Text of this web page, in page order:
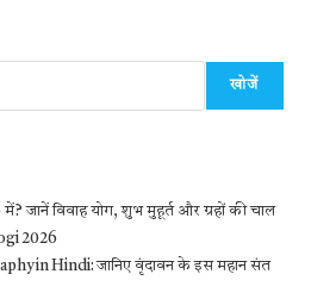
खोजें
जानें विवाह योग, शुभ मुहूर्त और ग्रहों की चाल
2026
in Hindi: जानिए वृंदावन के इस महान संत